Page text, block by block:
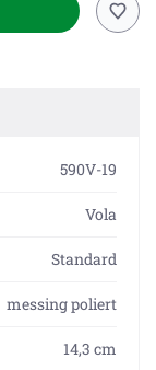
590V-19
Vola
Standard
messing poliert
14,3 cm